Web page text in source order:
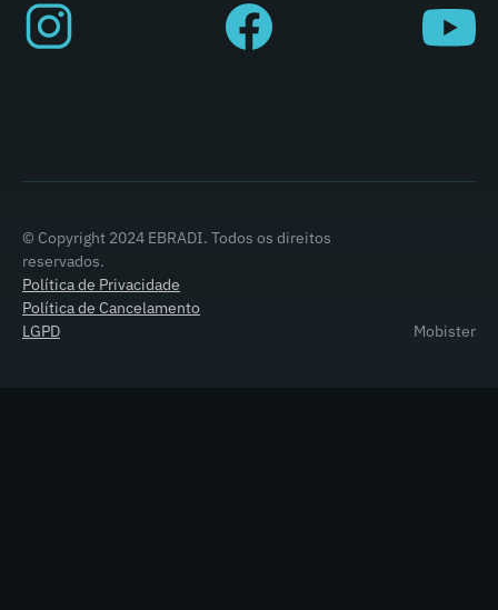
© Copyright 2024 EBRADI. Todos os direitos
reservados.
Política de Privacidade
Política de Cancelamento
LGPD
Mobister